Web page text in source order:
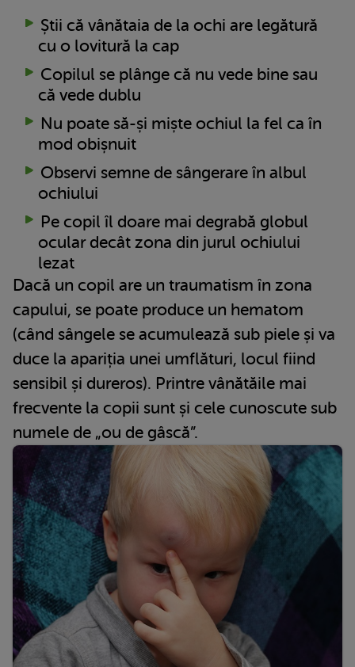
Știi că vânătaia de la ochi are legătură
cu o lovitură la cap
Copilul se plânge că nu vede bine sau
că vede dublu
Nu poate să-și miște ochiul la fel ca în
mod obișnuit
Observi semne de sângerare în albul
ochiului
Pe copil îl doare mai degrabă globul
ocular decât zona din jurul ochiului
lezat
Dacă un copil are un traumatism în zona
capului, se poate produce un hematom
(când sângele se acumulează sub piele și va
duce la apariția unei umflături, locul fiind
sensibil și dureros). Printre vânătăile mai
frecvente la copii sunt și cele cunoscute sub
numele de „ou de gâscă”.